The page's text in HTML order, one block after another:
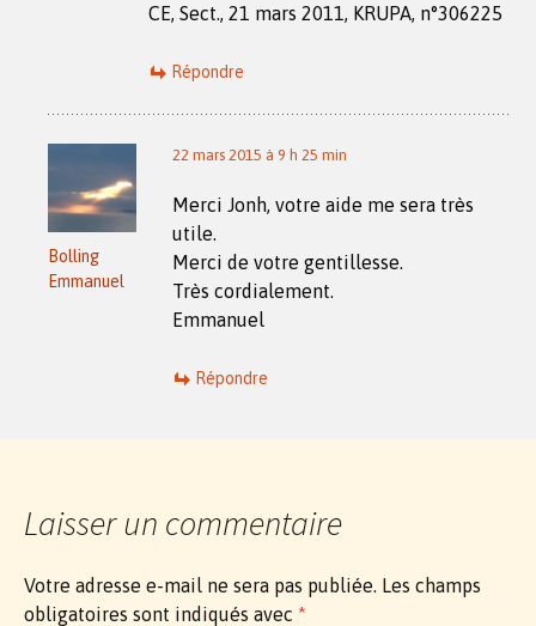
CE, Sect., 21 mars 2011, KRUPA, n°306225
Répondre
Bolling
Emmanuel
22 mars 2015 à 9 h 25 min
Merci Jonh, votre aide me sera très
utile.
Merci de votre gentillesse.
Très cordialement.
Emmanuel
Répondre
Laisser un commentaire
Votre adresse e-mail ne sera pas publiée. Les champs
obligatoires sont indiqués avec *